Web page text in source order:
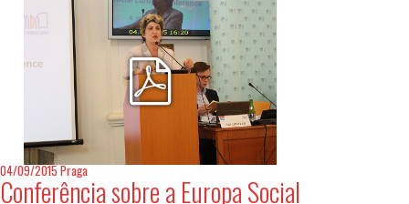
04/09/2015Praga
Conferência sobre a Europa Social